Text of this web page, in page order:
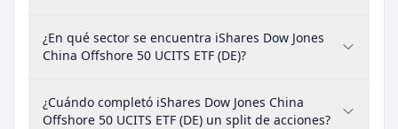
¿En qué sector se encuentra iShares Dow Jones
China Offshore 50 UCITS ETF (DE)?
¿Cuándo completó iShares Dow Jones China
Offshore 50 UCITS ETF (DE) un split de acciones?